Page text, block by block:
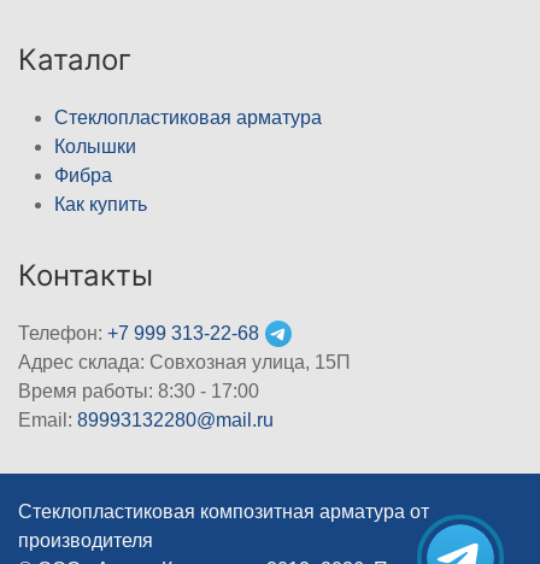
Каталог
Стеклопластиковая арматура
Колышки
Фибра
Как купить
Контакты
Телефон: +7 999 313-22-68
Адрес склада: Совхозная улица, 15П
Время работы: 8:30 - 17:00
Email: 89993132280@mail.ru
Стеклопластиковая композитная арматура от
производителя